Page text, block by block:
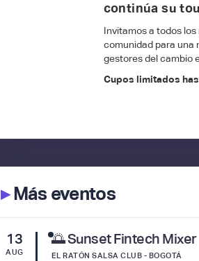
continúa su
​Invitamos a todos
comunidad para una
gestores del cambio
Cupos limitados
▸Más eventos
13
AUG
🌅 Sunset Fintech Mixer
EL RATÓN SALSA CLUB - BOGOTÁ